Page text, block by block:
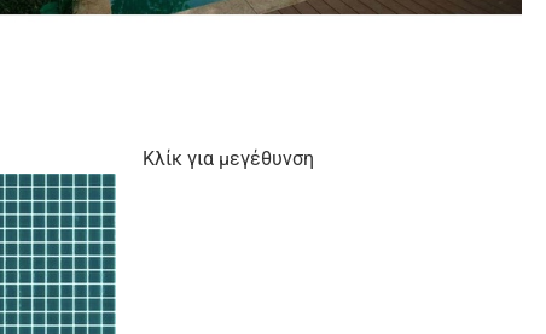
Κλίκ για μεγέθυνση